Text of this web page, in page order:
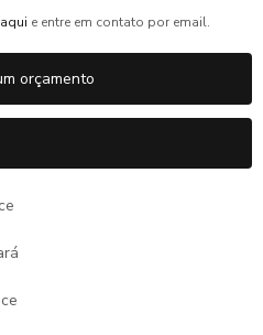
e entre em contato por email.
orçamento